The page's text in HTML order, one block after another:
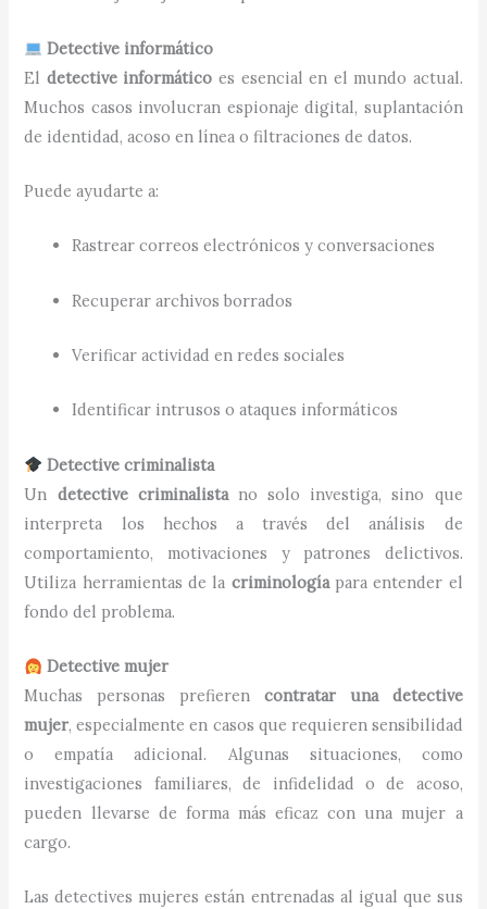
Detective informático
El detective informático es esencial en el mundo actual.
Muchos casos involucran espionaje digital, suplantación
de identidad, acoso en línea o filtraciones de datos.
Puede ayudarte a:
Rastrear correos electrónicos y conversaciones
Recuperar archivos borrados
Verificar actividad en redes sociales
Identificar intrusos o ataques informáticos
Detective criminalista
Un detective criminalistano solo investiga, sino que
interpreta los hechos a través del análisis de
comportamiento, motivaciones y patrones delictivos.
Utiliza herramientas de la criminologíapara entender el
fondo del problema.
Detective mujer
Muchas personas prefieren contratar una detective
mujer, especialmente en casos que requieren sensibilidad
o empatía adicional. Algunas situaciones, como
investigaciones familiares, de infidelidad o de acoso,
pueden llevarse de forma más eficaz con una mujer a
cargo.
Las detectives mujeres están entrenadas al igual que sus